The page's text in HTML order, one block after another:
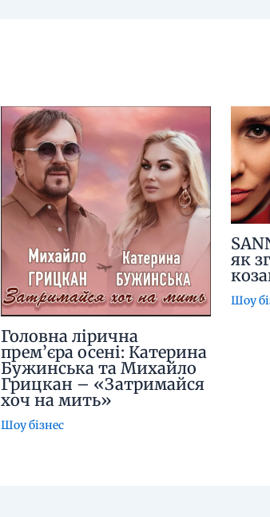
Головна лірична
прем’єра осені: Катерина
Бужинська та Михайло
Грицкан – «Затримайся
хоч на мить»
Шоу бізнес
як
Шоу